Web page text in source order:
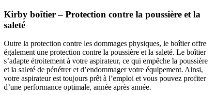
Kirby boîtier – Protection contre la poussière et la
saleté
Outre la protection contre les dommages physiques, le boîtier offre
également une protection contre la poussière et la saleté. Le boîtier
s’adapte étroitement à votre aspirateur, ce qui empêche la poussière
et la saleté de pénétrer et d’endommager votre équipement. Ainsi,
votre aspirateur est toujours prêt à l’emploi et vous pouvez profiter
d’une performance optimale, année après année.